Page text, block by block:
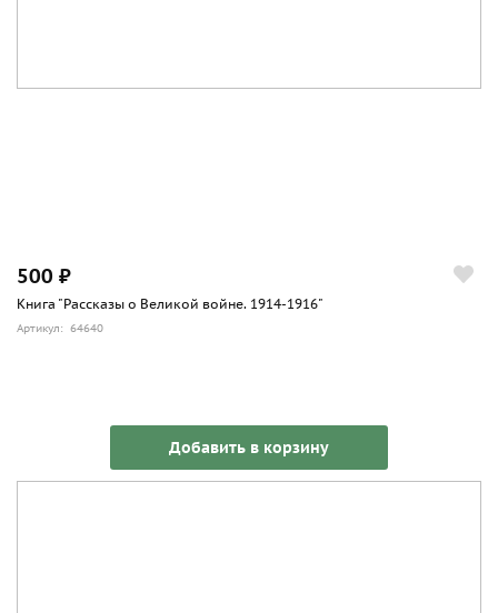
500 ₽
Книга "Рассказы о Великой войне. 1914-1916"
Артикул: 64640
Добавить в корзину